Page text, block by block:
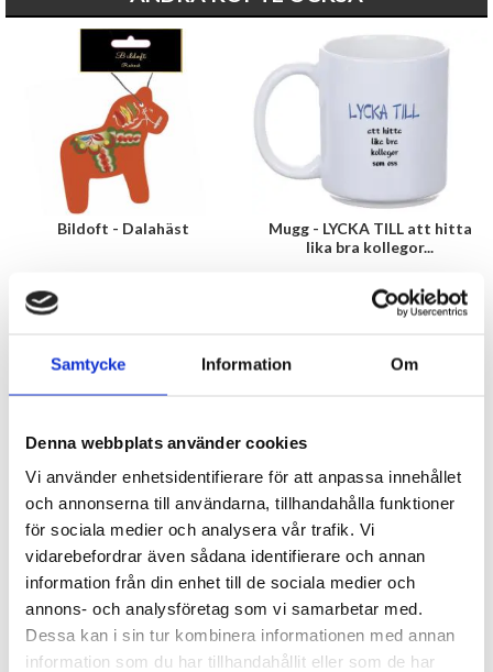
Samtycke Information Om
Denna webbplats använder cookies
Vi använder enhetsidentifierare för att anpassa innehållet
och annonserna till användarna, tillhandahålla funktioner
för sociala medier och analysera vår trafik. Vi
vidarebefordrar även sådana identifierare och annan
information från din enhet till de sociala medier och
annons- och analysföretag som vi samarbetar med.
Dessa kan i sin tur kombinera informationen med annan
information som du har tillhandahållit eller som de har
Bildoft - Dalahäst
Mugg - LYCKA TILL att hitta
lika bra kollegor...
99 kr
Nyckelring Husvagn
29 kr
Disktrasa Rosor
29 kr